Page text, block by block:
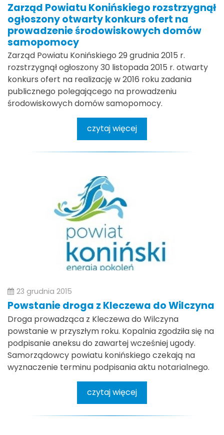
Zarząd Powiatu Konińskiego rozstrzygnął
ogłoszony otwarty konkurs ofert na
prowadzenie środowiskowych domów
samopomocy
Zarząd Powiatu Konińskiego 29 grudnia 2015 r.
rozstrzygnął ogłoszony 30 listopada 2015 r. otwarty
konkurs ofert na realizację w 2016 roku zadania
publicznego polegającego na prowadzeniu
środowiskowych domów samopomocy.
czytaj więcej
23 grudnia 2015
Powstanie droga z Kleczewa do Wilczyna
Droga prowadząca z Kleczewa do Wilczyna
powstanie w przyszłym roku. Kopalnia zgodziła się na
podpisanie aneksu do zawartej wcześniej ugody.
Samorządowcy powiatu konińskiego czekają na
wyznaczenie terminu podpisania aktu notarialnego.
czytaj więcej